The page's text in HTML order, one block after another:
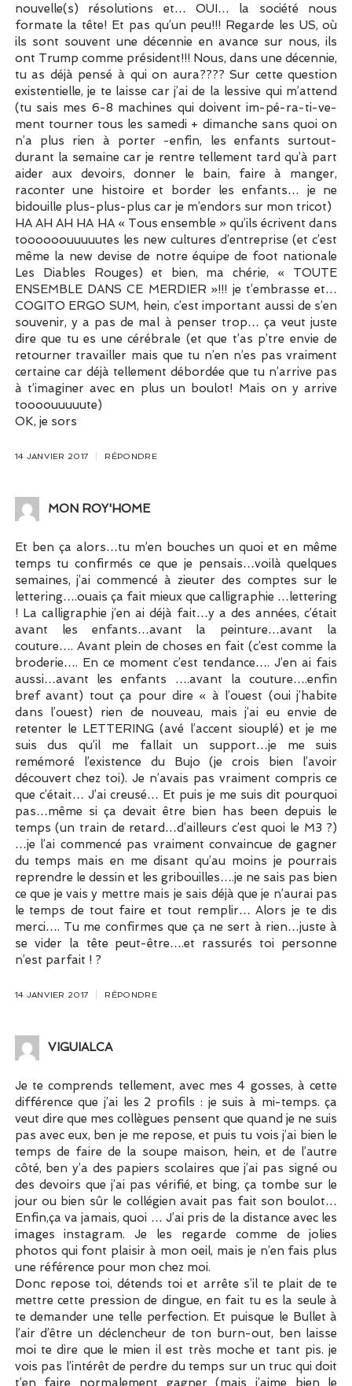
nouvelle(s) résolutions et… OUI… la société nous
formate la tête! Et pas qu’un peu!!! Regarde les US, où
ils sont souvent une décennie en avance sur nous, ils
ont Trump comme président!!! Nous, dans une décennie,
tu as déjà pensé à qui on aura???? Sur cette question
existentielle, je te laisse car j’ai de la lessive qui m’attend
(tu sais mes 6-8 machines qui doivent im-pé-ra-ti-ve-
ment tourner tous les samedi + dimanche sans quoi on
n’a plus rien à porter -enfin, les enfants surtout-
durant la semaine car je rentre tellement tard qu’à part
aider aux devoirs, donner le bain, faire à manger,
raconter une histoire et border les enfants… je ne
bidouille plus-plus-plus car je m’endors sur mon tricot)
HA AH AH HA HA « Tous ensemble » qu’ils écrivent dans
toooooouuuuutes les new cultures d’entreprise (et c’est
même la new devise de notre équipe de foot nationale
Les Diables Rouges) et bien, ma chérie, « TOUTE
ENSEMBLE DANS CE MERDIER »!!! je t’embrasse et…
COGITO ERGO SUM, hein, c’est important aussi de s’en
souvenir, y a pas de mal à penser trop… ça veut juste
dire que tu es une cérébrale (et que t’as p’tre envie de
retourner travailler mais que tu n’en n’es pas vraiment
certaine car déjà tellement débordée que tu n’arrive pas
à t’imaginer avec en plus un boulot! Mais on y arrive
toooouuuuute)
OK, je sors
14 JANVIER 2017 RÉPONDRE
MON ROY'HOME
Et ben ça alors…tu m’en bouches un quoi et en même
temps tu confirmés ce que je pensais…voilà quelques
semaines, j’ai commencé à zieuter des comptes sur le
lettering….ouais ça fait mieux que calligraphie …lettering
! La calligraphie j’en ai déjà fait…y a des années, c’était
avant les enfants…avant la peinture…avant la
couture…. Avant plein de choses en fait (c’est comme la
broderie…. En ce moment c’est tendance…. J’en ai fais
aussi…avant les enfants ….avant la couture….enfin
bref avant) tout ça pour dire « à l’ouest (oui j’habite
dans l’ouest) rien de nouveau, mais j’ai eu envie de
retenter le LETTERING (avé l’accent siouplé) et je me
suis dus qu’il me fallait un support…je me suis
remémoré l’existence du Bujo (je crois bien l’avoir
découvert chez toi). Je n’avais pas vraiment compris ce
que c’était… J’ai creusé… Et puis je me suis dit pourquoi
pas…même si ça devait être bien has been depuis le
temps (un train de retard…d’ailleurs c’est quoi le M3 ?)
…je l’ai commencé pas vraiment convaincue de gagner
du temps mais en me disant qu’au moins je pourrais
reprendre le dessin et les gribouilles….je ne sais pas bien
ce que je vais y mettre mais je sais déjà que je n’aurai pas
le temps de tout faire et tout remplir… Alors je te dis
merci…. Tu me confirmes que ça ne sert à rien…juste à
se vider la tête peut-être….et rassurés toi personne
n’est parfait ! ?
14 JANVIER 2017 RÉPONDRE
VIGUIALCA
Je te comprends tellement, avec mes 4 gosses, à cette
différence que j’ai les 2 profils : je suis à mi-temps. ça
veut dire que mes collègues pensent que quand je ne suis
pas avec eux, ben je me repose, et puis tu vois j’ai bien le
temps de faire de la soupe maison, hein, et de l’autre
côté, ben y’a des papiers scolaires que j’ai pas signé ou
des devoirs que j’ai pas vérifié, et bing, ça tombe sur le
jour ou bien sûr le collégien avait pas fait son boulot…
Enfin,ça va jamais, quoi … J’ai pris de la distance avec les
images instagram. Je les regarde comme de jolies
photos qui font plaisir à mon oeil, mais je n’en fais plus
une référence pour mon chez moi.
Donc repose toi, détends toi et arrête s’il te plait de te
mettre cette pression de dingue, en fait tu es la seule à
te demander une telle perfection. Et puisque le Bullet à
l’air d’être un déclencheur de ton burn-out, ben laisse
moi te dire que le mien il est très moche et tant pis. je
vois pas l’intérêt de perdre du temps sur un truc qui doit
t’en faire normalement gagner (mais j’aime bien le